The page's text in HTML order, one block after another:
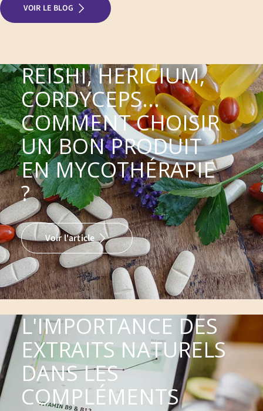
VOIR LE BLOG
REISHI, HERICIUM,
CORDYCEPS...
COMMENT CHOISIR
UN BON PRODUIT
EN MYCOTHÉRAPIE
?
Voir l'article
L'IMPORTANCE DES
EXTRAITS NATURELS
DANS LES
COMPLÉMENTS